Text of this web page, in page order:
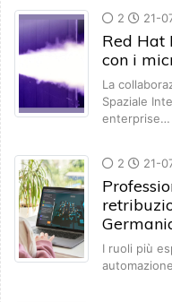
2 21-
Red Hat
con i
La
Spaziale
enterprise…
2 21-
I ruoli più